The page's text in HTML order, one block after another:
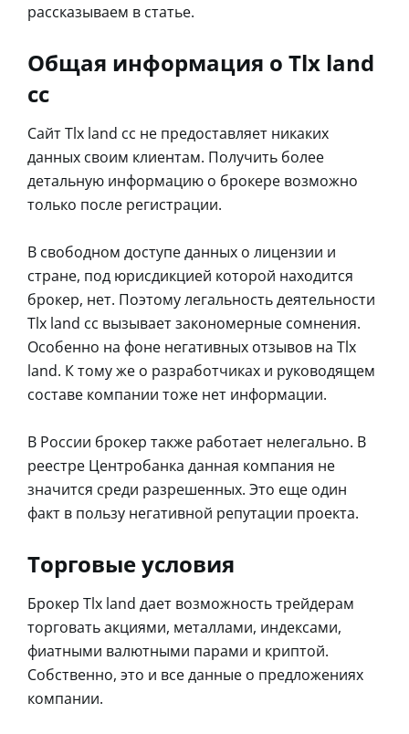
рассказываем в статье.
Общая информация о Tlx land
cc
Сайт Tlx land cc не предоставляет никаких
данных своим клиентам. Получить более
детальную информацию о брокере возможно
только после регистрации.
В свободном доступе данных о лицензии и
стране, под юрисдикцией которой находится
брокер, нет. Поэтому легальность деятельности
Tlx land cc вызывает закономерные сомнения.
Особенно на фоне негативных отзывов на Tlx
land. К тому же о разработчиках и руководящем
составе компании тоже нет информации.
В России брокер также работает нелегально. В
реестре Центробанка данная компания не
значится среди разрешенных. Это еще один
факт в пользу негативной репутации проекта.
Торговые условия
Брокер Tlx land дает возможность трейдерам
торговать акциями, металлами, индексами,
фиатными валютными парами и криптой.
Собственно, это и все данные о предложениях
компании.